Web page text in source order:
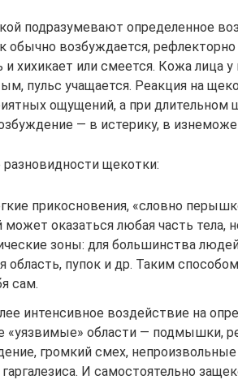
подразумевают определенное
обычно возбуждается, рефлекторно
хихикает или смеется. Кожа лица у
пульс учащается. Реакция на
ощущений, а при длительном
— в истерику, в
щекотки:
прикосновения, «словно
может оказаться любая часть тела,
зоны: для большинства
область, пупок и др. Таким
сам.
интенсивное воздействие на
«уязвимые» области — подмышки,
громкий смех,
И самостоятельно